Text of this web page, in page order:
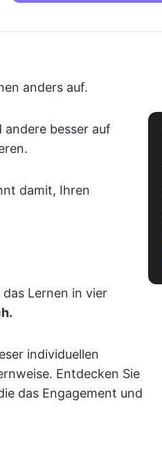
anders auf.
besser auf
damit, Ihren
Lernen in vier
individuellen
Entdecken Sie
das Engagement und